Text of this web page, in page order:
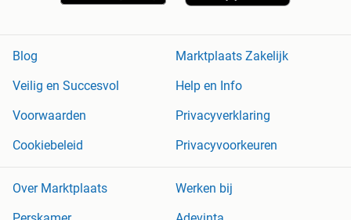
Blog
Marktplaats Zakelijk
Veilig en Succesvol
Help en Info
Voorwaarden
Privacyverklaring
Cookiebeleid
Privacyvoorkeuren
Over Marktplaats
Werken bij